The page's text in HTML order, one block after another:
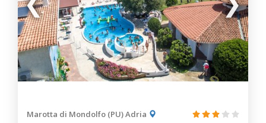
Montecassiano
Montefiore dell'Aso
Montefortino
Monteprandone
Monterubbiano
Numana
Marotta di Mondolfo (PU) Adria